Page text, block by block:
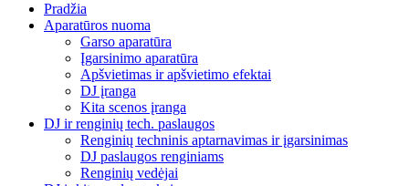
Pradžia
Aparatūros nuoma
Garso aparatūra
Įgarsinimo aparatūra
Apšvietimas ir apšvietimo efektai
DJ įranga
Kita scenos įranga
DJ ir renginių tech. paslaugos
Renginių techninis aptarnavimas ir įgarsinimas
DJ paslaugos renginiams
Renginių vedėjai